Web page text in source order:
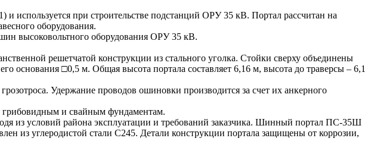
используется при строительстве подстанций ОРУ 35 кВ. Портал рассчитан на
оборудования.
высоковольтного оборудования ОРУ 35 кВ.
решетчатой конструкции из стального уголка. Стойки сверху объединены
основания □0,5 м. Общая высота портала составляет 6,16 м, высота до траверсы – 6,1
Удержание проводов ошиновки производится за счет их анкерного
и свайным фундаментам.
из условий района эксплуатации и требований заказчика. Шинный портал ПС-35Ш
из углеродистой стали С245. Детали конструкции портала защищены от коррозии,